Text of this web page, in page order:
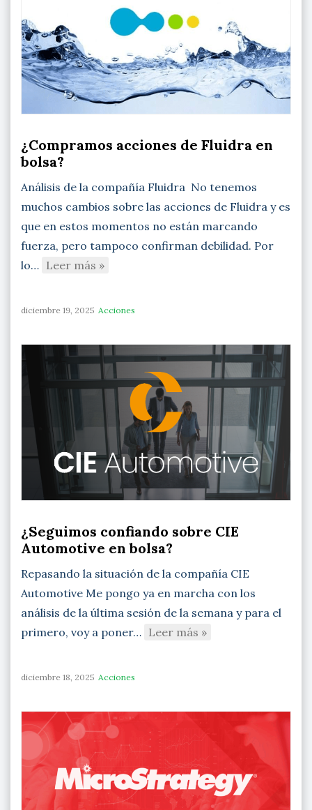
¿Compramos acciones de Fluidra en
bolsa?
Análisis de la compañía Fluidra No tenemos
muchos cambios sobre las acciones de Fluidra y es
que en estos momentos no están marcando
fuerza, pero tampoco confirman debilidad. Por
lo… Leer más »
diciembre 19, 2025 Acciones
¿Seguimos confiando sobre CIE
Automotive en bolsa?
Repasando la situación de la compañía CIE
Automotive Me pongo ya en marcha con los
análisis de la última sesión de la semana y para el
primero, voy a poner… Leer más »
diciembre 18, 2025 Acciones